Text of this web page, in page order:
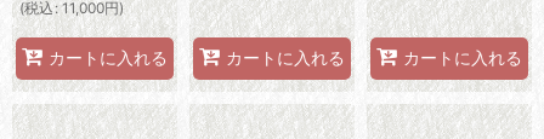
(税込: 11,000円)
カートに入れる カートに入れる カートに入れる